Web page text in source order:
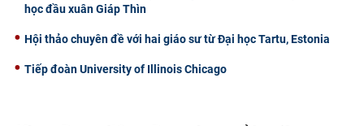
học đầu xuân Giáp Thìn
Hội thảo chuyên đề với hai giáo sư từ Đại học Tartu, Estonia
Tiếp đoàn University of Illinois Chicago